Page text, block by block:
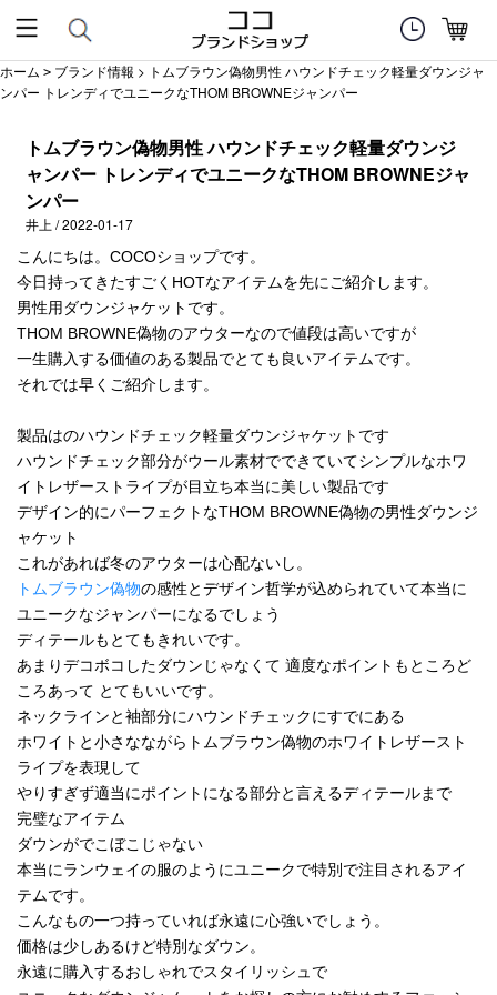
ホーム > ブランド情報 > トムブラウン偽物男性 ハウンドチェック軽量ダウンジャ
ンパー トレンディでユニークなTHOM BROWNEジャンパー
トムブラウン偽物男性 ハウンドチェック軽量ダウンジ
ャンパー トレンディでユニークなTHOM BROWNEジャ
ンパー
井上 / 2022-01-17
こんにちは。COCOショップです。
今日持ってきたすごくHOTなアイテムを先にご紹介します。
男性用ダウンジャケットです。
THOM BROWNE偽物のアウターなので値段は高いですが
一生購入する価値のある製品でとても良いアイテムです。
それでは早くご紹介します。
製品はのハウンドチェック軽量ダウンジャケットです
ハウンドチェック部分がウール素材でできていてシンプルなホワ
イトレザーストライプが目立ち本当に美しい製品です
デザイン的にパーフェクトなTHOM BROWNE偽物の男性ダウンジ
ャケット
これがあれば冬のアウターは心配ないし。
トムブラウン偽物の感性とデザイン哲学が込められていて本当に
ユニークなジャンパーになるでしょう
ディテールもとてもきれいです。
あまりデコボコしたダウンじゃなくて 適度なポイントもところど
ころあって とてもいいです。
ネックラインと袖部分にハウンドチェックにすでにある
ホワイトと小さなながらトムブラウン偽物のホワイトレザースト
ライプを表現して
やりすぎず適当にポイントになる部分と言えるディテールまで
完璧なアイテム
ダウンがでこぼこじゃない
本当にランウェイの服のようにユニークで特別で注目されるアイ
テムです。
こんなもの一つ持っていれば永遠に心強いでしょう。
価格は少しあるけど特別なダウン。
永遠に購入するおしゃれでスタイリッシュで